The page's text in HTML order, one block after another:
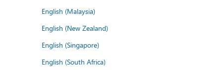
English (Malaysia)
English (New Zealand)
English (Singapore)
English (South Africa)